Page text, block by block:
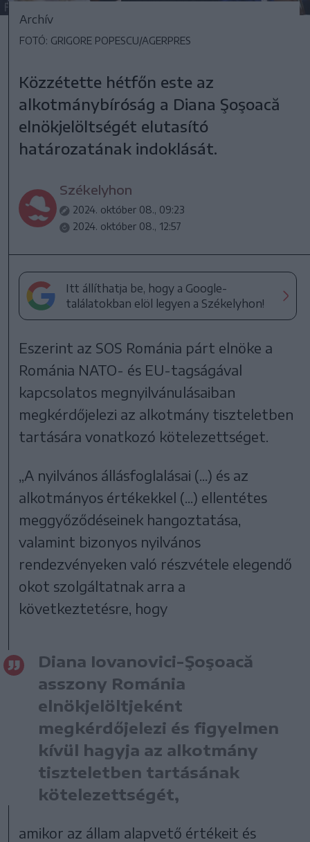
Archív
FOTÓ: GRIGORE POPESCU/AGERPRES
Közzétette hétfőn este az
alkotmánybíróság a Diana Şoşoacă
elnökjelöltségét elutasító
határozatának indoklását.
Székelyhon
2024. október 08., 09:23
2024. október 08., 12:57
Itt állíthatja be, hogy a Google-
találatokban elöl legyen a Székelyhon!
Eszerint az SOS Románia párt elnöke a
Románia NATO- és EU-tagságával
kapcsolatos megnyilvánulásaiban
megkérdőjelezi az alkotmány tiszteletben
tartására vonatkozó kötelezettséget.
„A nyilvános állásfoglalásai (...) és az
alkotmányos értékekkel (...) ellentétes
meggyőződéseinek hangoztatása,
valamint bizonyos nyilvános
rendezvényeken való részvétele elegendő
okot szolgáltatnak arra a
következtetésre, hogy
Diana Iovanovici-Şoşoacă
asszony Románia
elnökjelöltjeként
megkérdőjelezi és figyelmen
kívül hagyja az alkotmány
tiszteletben tartásának
kötelezettségét,
amikor az állam alapvető értékeit és